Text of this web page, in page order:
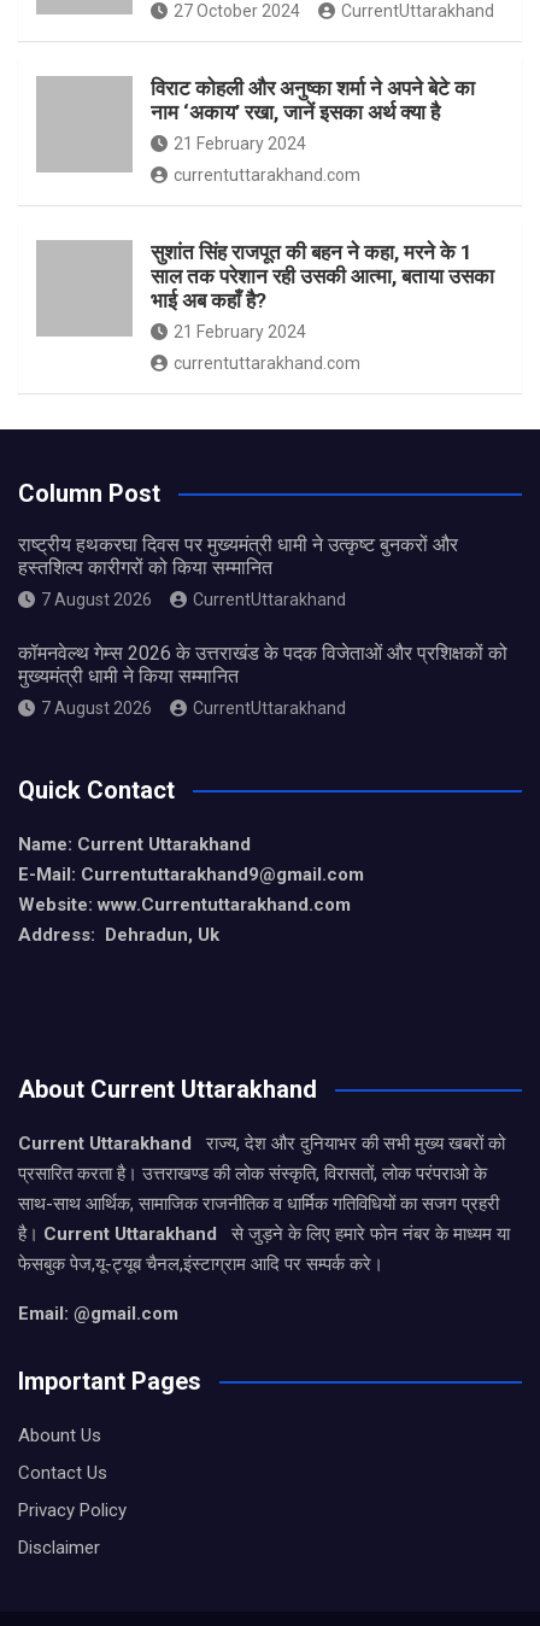
27 October 2024 CurrentUttarakhand
विराट कोहली और अनुष्का शर्मा ने अपने बेटे का
नाम ‘अकाय’ रखा, जानें इसका अर्थ क्‍या है
21 February 2024
currentuttarakhand.com
सुशांत सिंह राजपूत की बहन ने कहा, मरने के 1
साल तक परेशान रही उसकी आत्मा, बताया उसका
भाई अब कहाँ है?
21 February 2024
currentuttarakhand.com
Column Post
राष्ट्रीय हथकरघा दिवस पर मुख्यमंत्री धामी ने उत्कृष्ट बुनकरों और
हस्तशिल्प कारीगरों को किया सम्मानित
7 August 2026 CurrentUttarakhand
कॉमनवेल्थ गेम्स 2026 के उत्तराखंड के पदक विजेताओं और प्रशिक्षकों को
मुख्यमंत्री धामी ने किया सम्मानित
7 August 2026 CurrentUttarakhand
Quick Contact
Name: Current Uttarakhand
E-Mail: Currentuttarakhand9@gmail.com
Website: www.Currentuttarakhand.com
Address: Dehradun, Uk
About Current Uttarakhand
Current Uttarakhand
राज्य, देश और दुनियाभर की सभी मुख्य खबरों को
प्रसारित करता है। उत्तराखण्ड की लोक संस्कृति, विरासतों, लोक परंपराओ के
साथ-साथ आर्थिक, सामाजिक राजनीतिक व धार्मिक गतिविधियों का सजग प्रहरी
है। Current Uttarakhand
से जुड़ने के लिए हमारे फोन नंबर के माध्यम या
फेसबुक पेज,यू-ट्यूब चैनल,इंस्टाग्राम आदि पर सम्पर्क करे।
Email: @gmail.com
Important Pages
Abount Us
Contact Us
Privacy Policy
Disclaimer